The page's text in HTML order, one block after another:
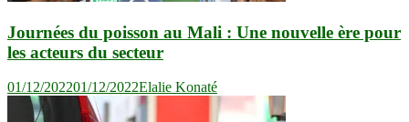
Journées du poisson au Mali : Une nouvelle ère pour
les acteurs du secteur
01/12/202201/12/2022Elalie Konaté